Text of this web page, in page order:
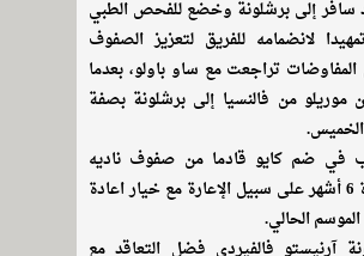
سافر إلى برشلونة وخضع للفحص الطبي
لانضمامه للفريق لتعزيز الصفوف
المفاوضات تراجعت مع ساو باولو، بعدما
من فالنسيا إلى برشلونة بصفة
في ضم كايو قادما من صفوف ناديه
البرازيلي لمدة 6 أشهر على سبيل الإعارة مع خيار اعادة
الموسم الحالي.
آرنيستو فالفيردي فضل التعاقد مع